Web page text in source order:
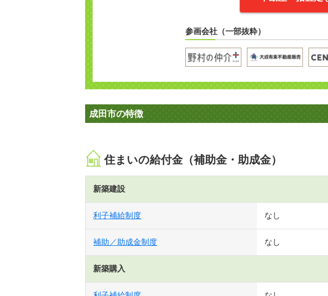
参画会社（一部抜粋）
成田市の特徴
住まいの給付金（補助金・助成金）
新築建設
利子補給制度 なし
補助／助成金制度 なし
新築購入